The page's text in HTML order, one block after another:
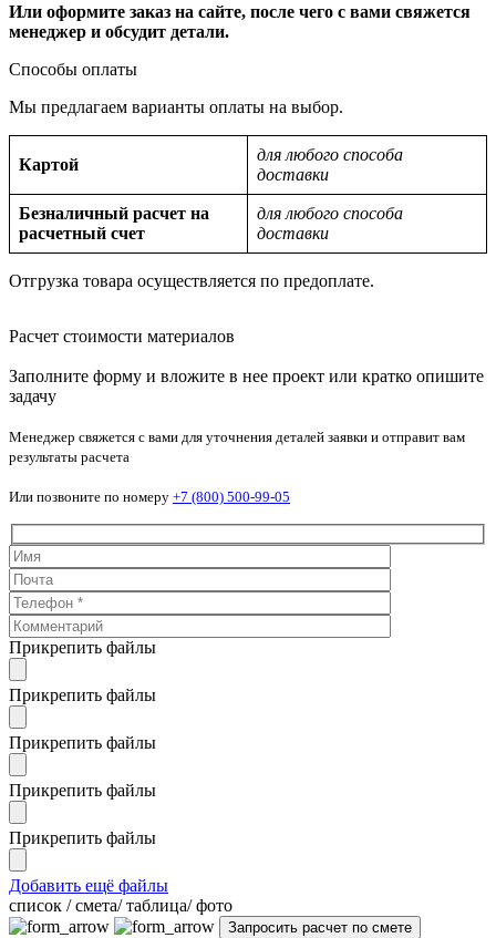
Или оформите заказ на сайте, после чего с вами свяжется
менеджер и обсудит детали.
Способы оплаты
Мы предлагаем варианты оплаты на выбор.
Картой
для любого способа
доставки
Безналичный расчет на
расчетный счет
для любого способа
доставки
Отгрузка товара осуществляется по предоплате.
Расчет стоимости материалов
Заполните форму и вложите в нее проект или кратко опишите
задачу
Менеджер свяжется с вами для уточнения деталей заявки и отправит вам
результаты расчета
Или позвоните по номеру +7 (800) 500-99-05
Прикрепить файлы
Прикрепить файлы
Прикрепить файлы
Прикрепить файлы
Прикрепить файлы
Добавить ещё файлы
cписок / смета/ таблица/ фото